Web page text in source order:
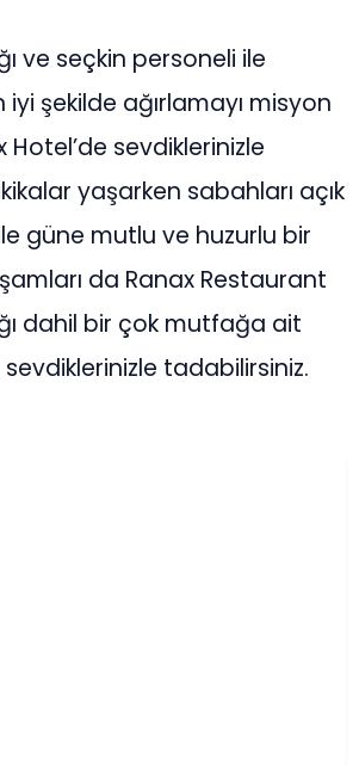
ve seçkin personeli ile
şekilde ağırlamayı misyon
Hotel’de sevdiklerinizle
yaşarken sabahları açık
güne mutlu ve huzurlu bir
da Ranax Restaurant
dahil bir çok mutfağa ait
sevdiklerinizle tadabilirsiniz.